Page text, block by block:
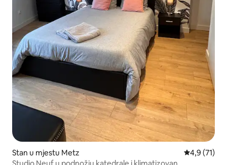
Stan u mjestu Metz Prosječna
4,9 (71)